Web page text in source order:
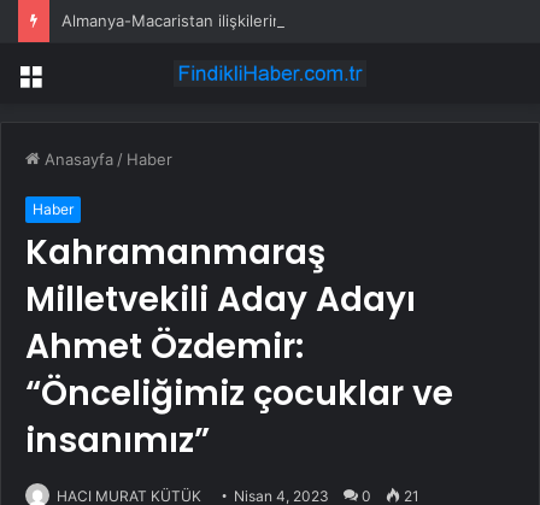
Almanya-Macaristan ilişkilerinde yeni dönem
Menü
Anasayfa / Haber
Haber
Kahramanmaraş
Milletvekili Aday Adayı
Ahmet Özdemir:
“Önceliğimiz çocuklar ve
insanımız”
HACI MURAT KÜTÜK Nisan 4, 2023 0 21